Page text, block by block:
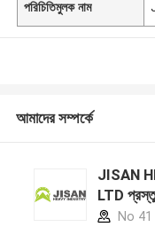
পরিচিতিমুলক নাম
আমাদের সম্পর্কে
JISAN
LTD
No